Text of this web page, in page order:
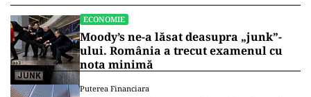
ECONOMIE
Moody’s ne-a lăsat deasupra „junk”-
ului. România a trecut examenul cu
nota minimă
Puterea Financiara